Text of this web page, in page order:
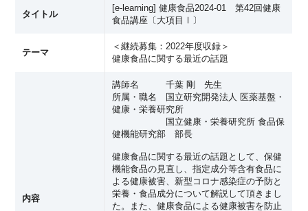
タイトル
[e-learning] 健康食品2024-01 第42回健康
食品講座〔大項目Ⅰ〕
テーマ
＜継続募集：2022年度収録＞
健康食品に関する最近の話題
内容
講師名 千葉 剛 先生
所属・職名 国立研究開発法人 医薬基盤・
健康・栄養研究所
国立健康・栄養研究所 食品保
健機能研究部 部長
健康食品に関する最近の話題として、保健
機能食品の見直し、指定成分等含有食品に
よる健康被害、新型コロナ感染症の予防と
栄養・食品成分について解説して頂きまし
た。また、健康食品による健康被害を防止